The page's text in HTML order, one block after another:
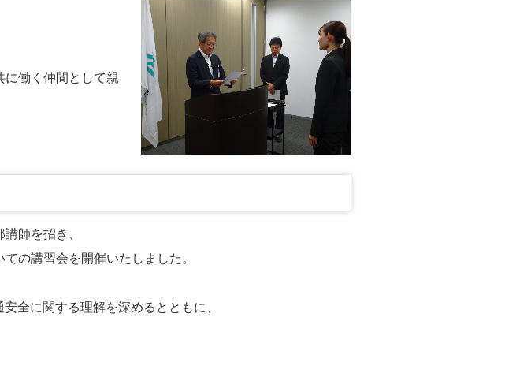
に働く仲間として親
師を招き、
の講習会を開催いたしました。
全に関する理解を深めるとともに、